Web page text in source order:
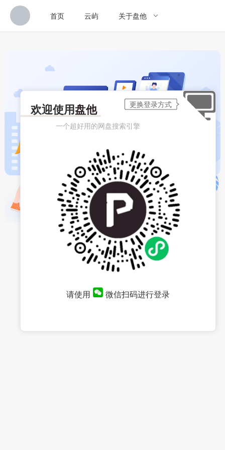
首页 云屿 关于盘他
欢迎使用盘他
一个超好用的网盘搜索引擎
请使用 微信扫码进行登录